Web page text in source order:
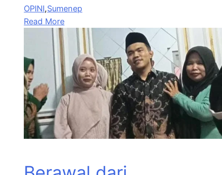
OPINI,Sumenep
Read More